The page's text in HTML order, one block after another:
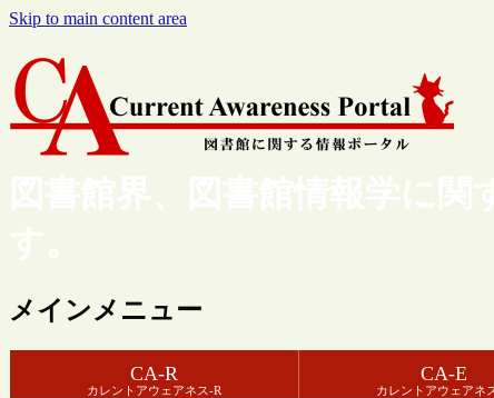
Skip to main content area
図書館界、図書館情報学に
す。
メインメニュー
CA-R
カレントアウェアネス-R
CA-E
カレントアウェアネ